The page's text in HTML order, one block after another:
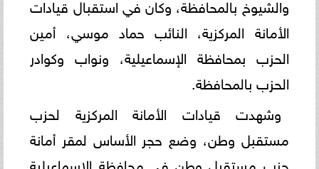
والشيوخ بالمحافظة، وكان في استقبال قيادات
الأمانة المركزية، النائب حماد موسي، أمين
الحزب بمحافظة الإسماعيلية، ونواب وكوادر
الحزب بالمحافظة.
وشهدت قيادات الأمانة المركزية لحزب
مستقبل وطن، وضع حجر الأساس لمقر أمانة
حزب مستقبل وطن في محافظة الإسماعيلية